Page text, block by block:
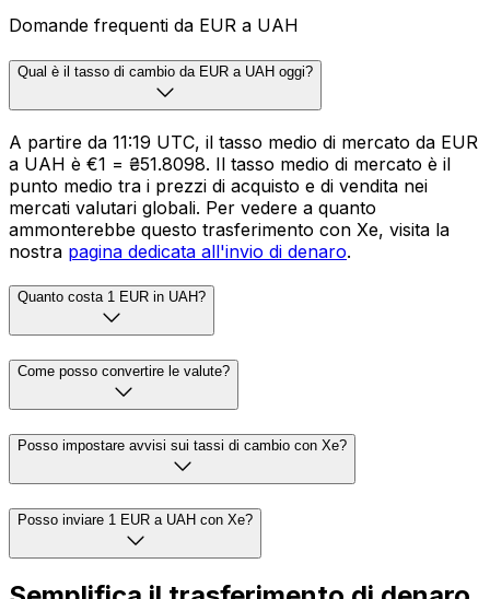
Domande frequenti da EUR a UAH
Qual è il tasso di cambio da EUR a UAH oggi?
A partire da 11:19 UTC, il tasso medio di mercato da EUR
a UAH è €1 = ₴51.8098. Il tasso medio di mercato è il
punto medio tra i prezzi di acquisto e di vendita nei
mercati valutari globali. Per vedere a quanto
ammonterebbe questo trasferimento con Xe, visita la
nostra pagina dedicata all'invio di denaro.
Quanto costa 1 EUR in UAH?
Come posso convertire le valute?
Posso impostare avvisi sui tassi di cambio con Xe?
Posso inviare 1 EUR a UAH con Xe?